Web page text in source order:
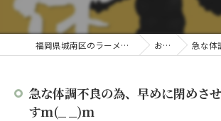
福岡県城南区のラーメンなららーめん へんちくりん お知らせ 急な体調不良の
急な体調不良の為、早めに閉めさ
すm(_ _)m